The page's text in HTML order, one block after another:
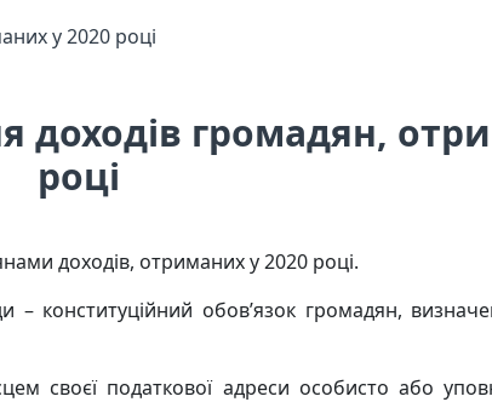
у 2020 році
доходів громадян,
році
доходів, отриманих у 2020 році.
конституційний обов’язок громадян,
своєї податкової адреси особисто або